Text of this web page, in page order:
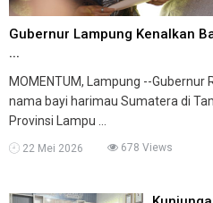
Gubernur Lampung Kenalkan
...
MOMENTUM, Lampung --
nama bayi harimau Sumatera di
Provinsi Lampu ...
22 Mei 2026 678 Views